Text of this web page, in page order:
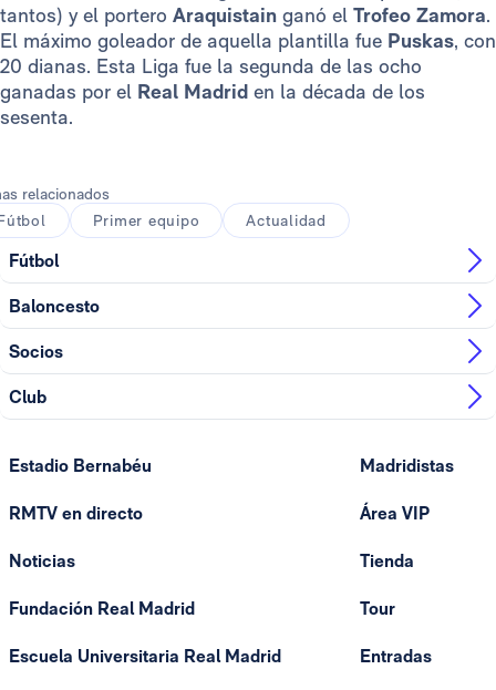
tantos) y el portero Araquistain ganó el Trofeo Zamora.
El máximo goleador de aquella plantilla fue Puskas, con
20 dianas. Esta Liga fue la segunda de las ocho
ganadas por el Real Madrid en la década de los
sesenta.
relacionados
Primer equipo Actualidad
Fútbol
Baloncesto
Socios
Club
Estadio Bernabéu
RMTV en directo
Noticias
Fundación Real Madrid
Escuela Universitaria Real Madrid
Madridistas
Área VIP
Tienda
Tour
Entradas